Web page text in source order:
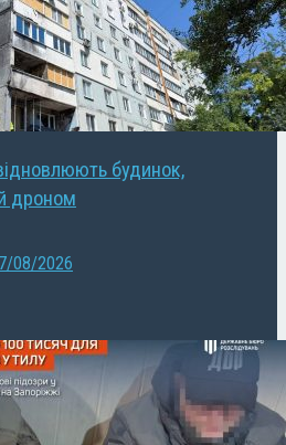
будинок,
дроном
08/2026